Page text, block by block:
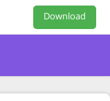
Download